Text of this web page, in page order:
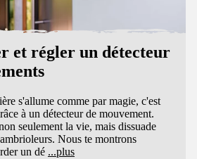
et régler un détecteur
s'allume comme par magie, c'est
à un détecteur de mouvement.
seulement la vie, mais dissuade
Nous te montrons
un dé ...plus